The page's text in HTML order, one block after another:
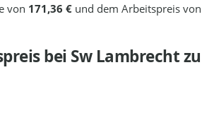
von 171,36 € und dem Arbeitspreis von
bei Sw Lambrechtzu